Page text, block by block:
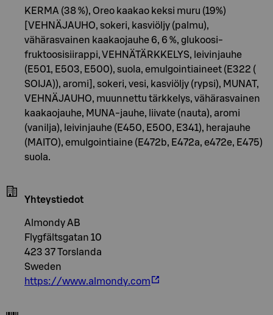
KERMA (38 %), Oreo kaakao keksi muru (19%)
[VEHNÄJAUHO, sokeri, kasviöljy (palmu),
vähärasvainen kaakaojauhe 6, 6 %, glukoosi-
fruktoosisiirappi, VEHNÄTÄRKKELYS, leivinjauhe
(E501, E503, E500), suola, emulgointiaineet (E322 (
SOIJA)), aromi], sokeri, vesi, kasviöljy (rypsi), MUNAT,
VEHNÄJAUHO, muunnettu tärkkelys, vähärasvainen
kaakaojauhe, MUNA-jauhe, liivate (nauta), aromi
(vanilja), leivinjauhe (E450, E500, E341), herajauhe
(MAITO), emulgointiaine (E472b, E472a, e472e, E475)
suola.
Yhteystiedot
Almondy AB
Flygfältsgatan 10
423 37 Torslanda
Sweden
https://www.almondy.com